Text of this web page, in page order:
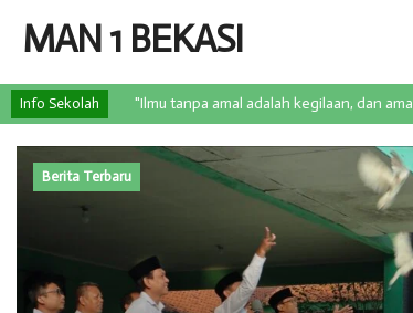
MAN 1 BEKASI
Info Sekolah
"Ilmu tanpa amal adalah kegilaan, dan amal tanpa ilmu
Berita Terbaru